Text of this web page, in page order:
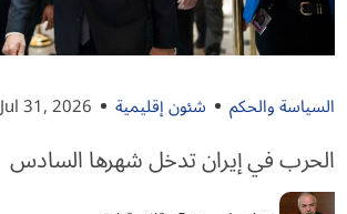
السياسة والحكم شئون إقليمية Jul 31, 2026
الحرب في إيران تدخل شهرها السادس